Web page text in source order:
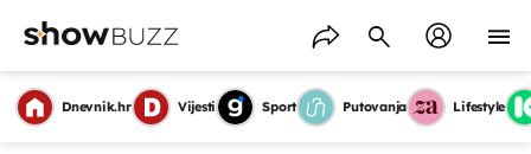
Dnevnik.hr Vijesti Sport Putovanja Lifestyle